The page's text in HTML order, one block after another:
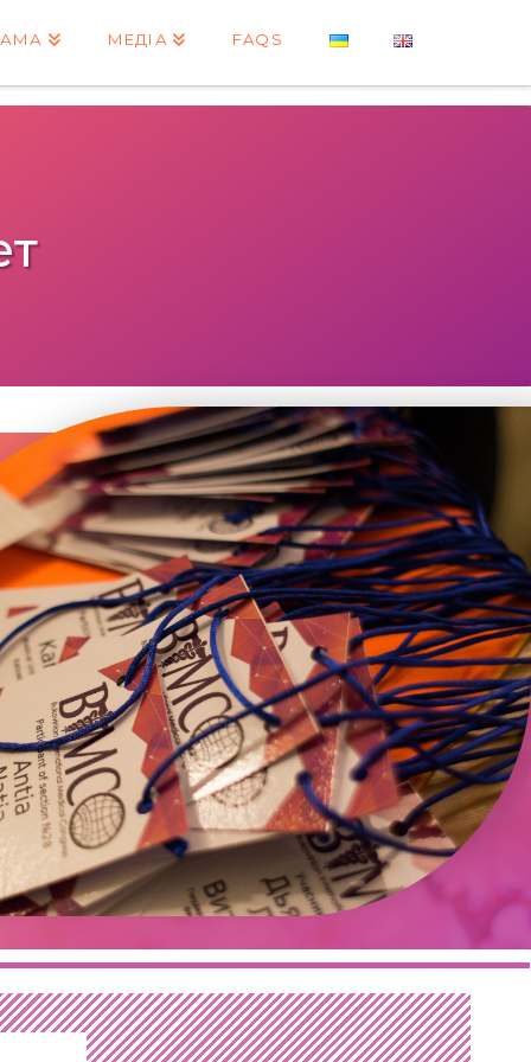
МЕДІА FAQS